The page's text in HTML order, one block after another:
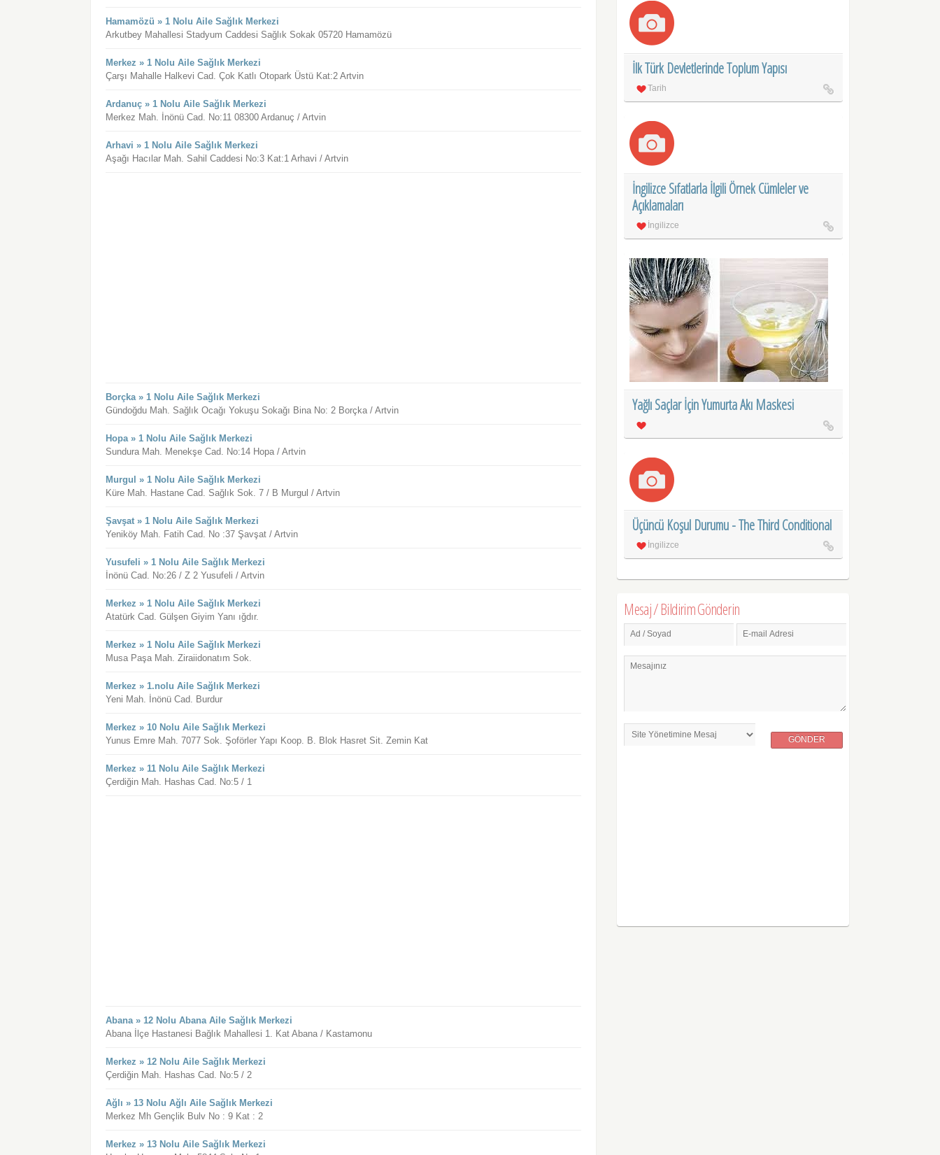
Hamamözü » 1 Nolu Aile Sağlık Merkezi
Arkutbey Mahallesi Stadyum Caddesi Sağlık Sokak 05720 Hamamözü
Merkez » 1 Nolu Aile Sağlık Merkezi
Çarşı Mahalle Halkevi Cad. Çok Katlı Otopark Üstü Kat:2 Artvin
Ardanuç » 1 Nolu Aile Sağlık Merkezi
Merkez Mah. İnönü Cad. No:11 08300 Ardanuç / Artvin
Arhavi » 1 Nolu Aile Sağlık Merkezi
Aşağı Hacılar Mah. Sahil Caddesi No:3 Kat:1 Arhavi / Artvin
Borçka » 1 Nolu Aile Sağlık Merkezi
Gündoğdu Mah. Sağlık Ocağı Yokuşu Sokağı Bina No: 2 Borçka / Artvin
Hopa » 1 Nolu Aile Sağlık Merkezi
Sundura Mah. Menekşe Cad. No:14 Hopa / Artvin
Murgul » 1 Nolu Aile Sağlık Merkezi
Küre Mah. Hastane Cad. Sağlık Sok. 7 / B Murgul / Artvin
Şavşat » 1 Nolu Aile Sağlık Merkezi
Yeniköy Mah. Fatih Cad. No :37 Şavşat / Artvin
Yusufeli » 1 Nolu Aile Sağlık Merkezi
İnönü Cad. No:26 / Z 2 Yusufeli / Artvin
Merkez » 1 Nolu Aile Sağlık Merkezi
Atatürk Cad. Gülşen Giyim Yanı ığdır.
Merkez » 1 Nolu Aile Sağlık Merkezi
Musa Paşa Mah. Ziraiidonatım Sok.
Merkez » 1.nolu Aile Sağlık Merkezi
Yeni Mah. İnönü Cad. Burdur
Merkez » 10 Nolu Aile Sağlık Merkezi
Yunus Emre Mah. 7077 Sok. Şoförler Yapı Koop. B. Blok Hasret Sit. Zemin Kat
Merkez » 11 Nolu Aile Sağlık Merkezi
Çerdiğin Mah. Hashas Cad. No:5 / 1
Abana » 12 Nolu Abana Aile Sağlık Merkezi
Abana İlçe Hastanesi Bağlık Mahallesi 1. Kat Abana / Kastamonu
Merkez » 12 Nolu Aile Sağlık Merkezi
Çerdiğin Mah. Hashas Cad. No:5 / 2
Ağlı » 13 Nolu Ağlı Aile Sağlık Merkezi
Merkez Mh Gençlik Bulv No : 9 Kat : 2
Merkez » 13 Nolu Aile Sağlık Merkezi
İlk Türk Devletlerinde Toplum Yapısı
Tarih
İngilizce Sıfatlarla İlgili Örnek Cümleler ve
Açıklamaları
İngilizce
Yağlı Saçlar İçin Yumurta Akı Maskesi
Üçüncü Koşul Durumu - The Third Conditional
İngilizce
Mesaj / Bildirim Gönderin
Ad / Soyad E-mail Adresi
Mesajınız
GÖNDER